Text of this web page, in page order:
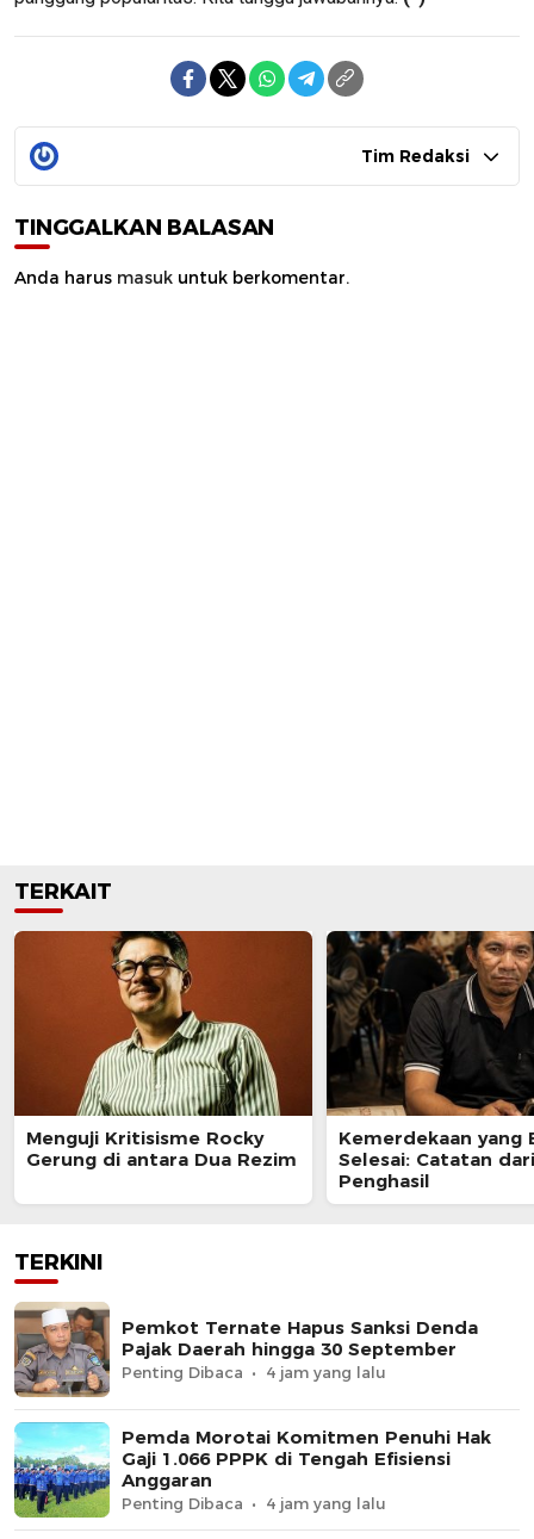
Tim Redaksi
TINGGALKAN BALASAN
Anda harus masuk untuk berkomentar.
TERKAIT
Menguji Kritisisme Rocky
Gerung di antara Dua Rezim
Kemerdekaan yang
Selesai: Catatan
Penghasil
TERKINI
Pemkot Ternate Hapus Sanksi Denda
Pajak Daerah hingga 30 September
Penting Dibaca 4 jam yang lalu
Pemda Morotai Komitmen Penuhi Hak
Gaji 1.066 PPPK di Tengah Efisiensi
Anggaran
Penting Dibaca 4 jam yang lalu